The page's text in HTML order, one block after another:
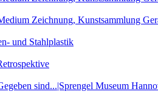
Zeichnung, Kunstsammlung
und Stahlplastik
sind...|Sprengel Museum